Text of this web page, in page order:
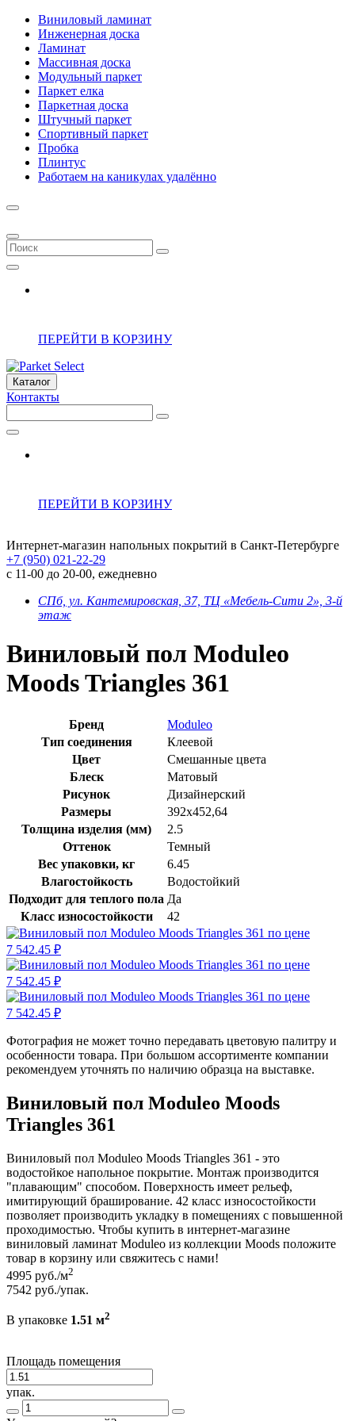
Виниловый ламинат
Инженерная доска
Ламинат
Массивная доска
Модульный паркет
Паркет елка
Паркетная доска
Штучный паркет
Спортивный паркет
Пробка
Плинтус
Работаем на каникулах удалённо
ПЕРЕЙТИ В КОРЗИНУ
Каталог
Контакты
ПЕРЕЙТИ В КОРЗИНУ
Интернет-магазин напольных покрытий в Санкт-Петербурге
+7 (950) 021-22-29
с 11-00 до 20-00, ежедневно
СПб, ул. Кантемировская, 37, ТЦ «Мебель-Сити 2», 3-й
этаж
Виниловый пол Moduleo
Moods Triangles 361
Бренд
Moduleo
Тип соединения
Клеевой
Цвет
Смешанные цвета
Блеск
Матовый
Рисунок
Дизайнерский
Размеры
392х452,64
Толщина изделия (мм)
2.5
Оттенок
Темный
Вес упаковки, кг
6.45
Влагостойкость
Водостойкий
Подходит для теплого пола Да
Класс износостойкости
42
Фотография не может точно передавать цветовую палитру и
особенности товара. При большом ассортименте компании
рекомендуем уточнять по наличию образца на выставке.
Виниловый пол Moduleo Moods
Triangles 361
Виниловый пол Moduleo Moods Triangles 361 - это
водостойкое напольное покрытие. Монтаж производится
"плавающим" способом. Поверхность имеет рельеф,
имитирующий браширование. 42 класс износостойкости
позволяет производить укладку в помещениях с повышенной
проходимостью. Чтобы купить в интернет-магазине
виниловый ламинат Moduleo из коллекции Moods положите
товар в корзину или свяжитесь с нами!
4995 руб./м2
7542 руб./упак.
В упаковке 1.51 м2
Площадь помещения
упак.